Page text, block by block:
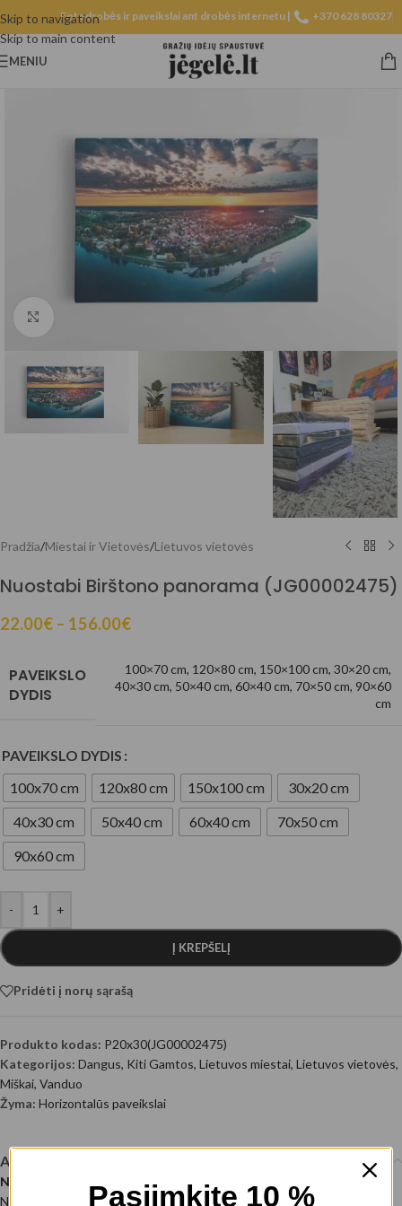
Skip to navigation
Skip to main content
Fotodrobės ir paveikslai ant drobės internetu | +370 628 80327
MENIU
Pradžia/Miestai ir Vietovės/Lietuvos vietovės
Nuostabi Birštono panorama (JG00002475)
22.00€ – 156.00€
PAVEIKSLO
DYDIS
100×70 cm, 120×80 cm, 150×100 cm, 30×20 cm,
40×30 cm, 50×40 cm, 60×40 cm, 70×50 cm, 90×60
cm
PAVEIKSLO DYDIS
100x70 cm
120x80 cm 150x100 cm
30x20 cm
40x30 cm
50x40 cm 60x40 cm
70x50 cm
90x60 cm
- +
Į KREPŠELĮ
Pridėti į norų sąrašą
Produkto kodas: P20x30(JG00002475)
Kategorijos: Dangus, Kiti Gamtos, Lietuvos miestai, Lietuvos vietovės,
Miškai, Vanduo
Žyma: Horizontalūs paveikslai
Aprašymas
Nuostabi Birštono panorama
Nuotraukos autorius: @EyeEmPasiimkite 10 %